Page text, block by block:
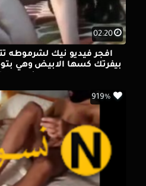
02:20
افجر فيديو نيك لشرموطه
بيفرتك كسها الابيض وهي
919%